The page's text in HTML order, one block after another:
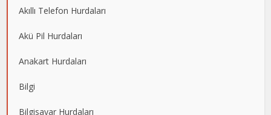
Akıllı Telefon Hurdaları
Akü Pil Hurdaları
Anakart Hurdaları
Bilgi
Bilgisayar Hurdaları